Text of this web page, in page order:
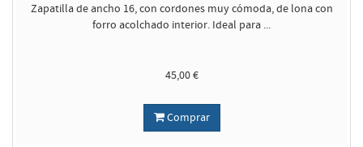
Zapatilla de ancho 16, con cordones muy cómoda, de lona con
forro acolchado interior. Ideal para ...
45,00 €
Comprar